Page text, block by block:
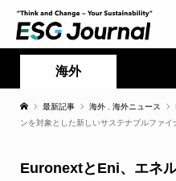
海外
最新記事 海外 海外ニュース
ンを対象とした新しいサステナブルファイ
EuronextとEni、エネ